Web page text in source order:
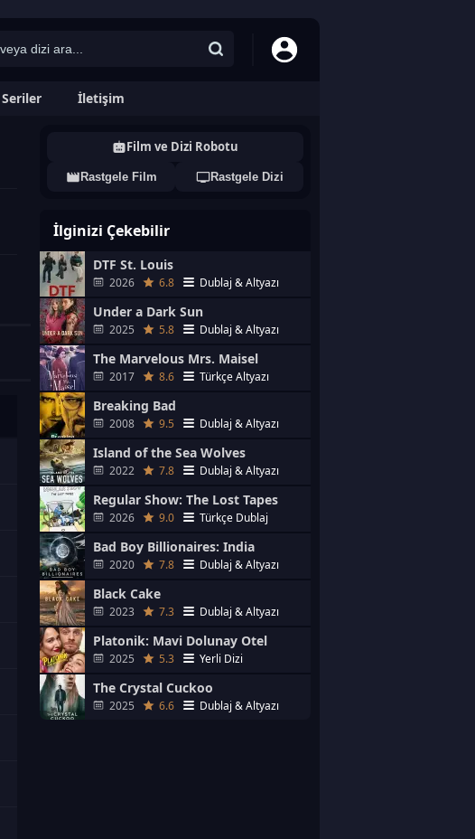
Seriler İletişim
Film ve Dizi Robotu
Rastgele Film Rastgele Dizi
İlginizi Çekebilir
DTF St. Louis
2026 6.8 Dublaj & Altyazı
Under a Dark Sun
2025 5.8 Dublaj & Altyazı
The Marvelous Mrs. Maisel
2017 8.6 Türkçe Altyazı
Breaking Bad
2008 9.5 Dublaj & Altyazı
Island of the Sea Wolves
2022 7.8 Dublaj & Altyazı
Regular Show: The Lost Tapes
2026 9.0 Türkçe Dublaj
Bad Boy Billionaires: India
2020 7.8 Dublaj & Altyazı
Black Cake
2023 7.3 Dublaj & Altyazı
Platonik: Mavi Dolunay Otel
2025 5.3 Yerli Dizi
The Crystal Cuckoo
2025 6.6 Dublaj & Altyazı